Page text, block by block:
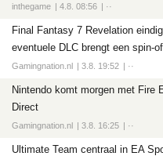
inthegame 4.8. 08:56 ··
Final Fantasy 7 Revelation
eventuele DLC brengt een spin-
Gamingnation.nl 3.8. 19:52 ··
Nintendo komt morgen met Fire
Direct
Gamingnation.nl 3.8. 16:25 ··
Ultimate Team centraal in EA